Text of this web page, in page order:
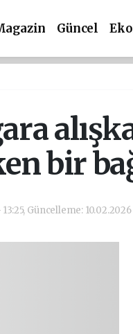
Güncel
bir
Güncelleme: 10.02.2026